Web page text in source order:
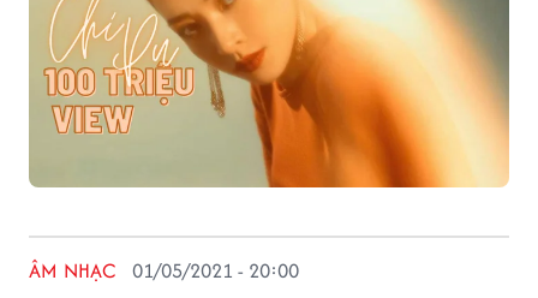
ÂM NHẠC 01/05/2021 - 20:00